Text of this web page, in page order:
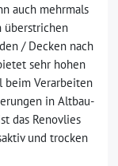
auch mehrmals
überstrichen
/ Decken nach
sehr hohen
beim Verarbeiten
in Altbau-
das Renovlies
und trocken